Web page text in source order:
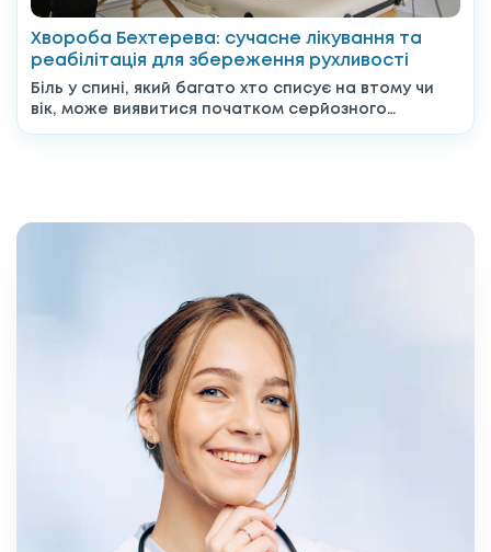
Хвороба Бехтерева: сучасне лікування та
реабілітація для збереження рухливості
Біль у спині, який багато хто списує на втому чи
вік, може виявитися початком серйозного
системного...